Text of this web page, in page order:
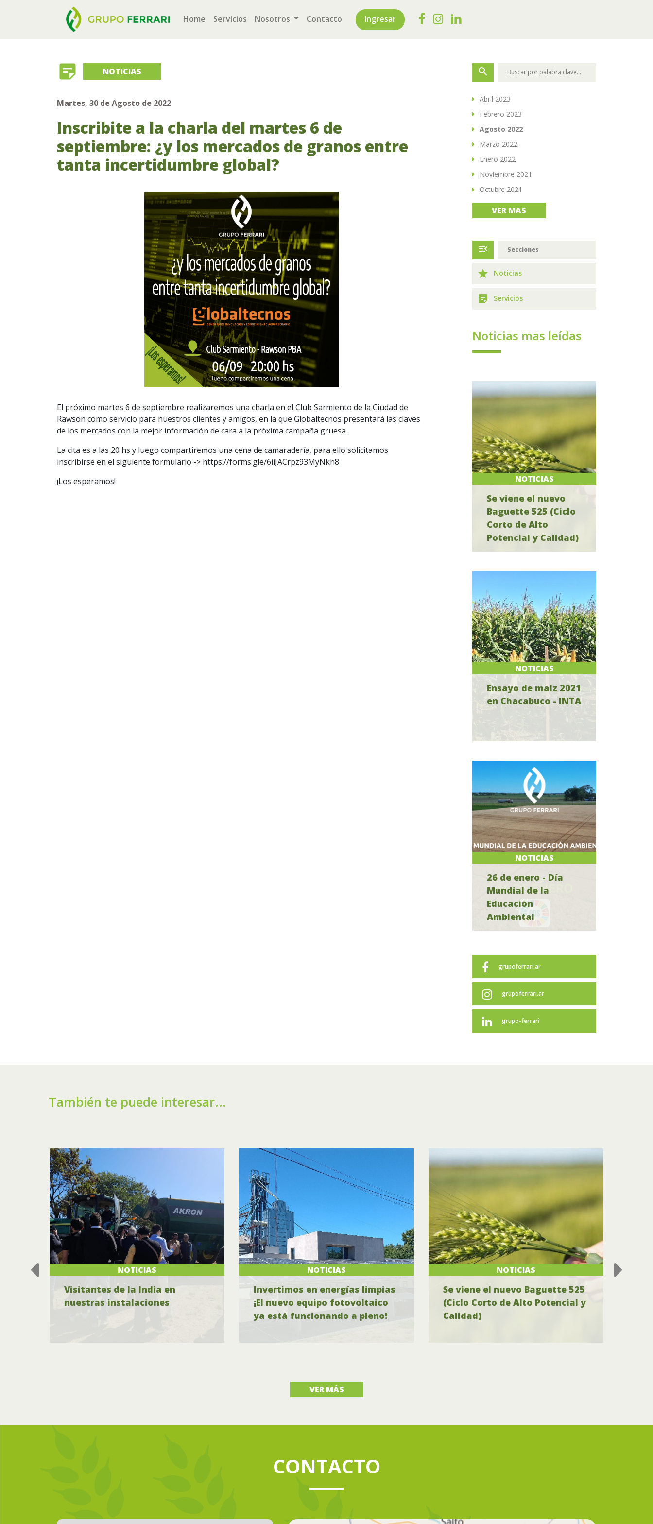
Home (current)
Servicios Nosotros Contacto Ingresar
sticky_note_2 NOTICIAS
Martes, 30 de Agosto de 2022
Inscribite a la charla del martes 6 de
septiembre: ¿y los mercados de granos entre
tanta incertidumbre global?
El próximo martes 6 de septiembre realizaremos una charla en el Club Sarmiento de la Ciudad de
Rawson como servicio para nuestros clientes y amigos, en la que Globaltecnos presentará las claves
de los mercados con la mejor información de cara a la próxima campaña gruesa.
La cita es a las 20 hs y luego compartiremos una cena de camaradería, para ello solicitamos
inscribirse en el siguiente formulario -> https://forms.gle/6iiJACrpz93MyNkh8
¡Los esperamos!
search
Abril 2023
Febrero 2023
Agosto 2022
Marzo 2022
Enero 2022
Noviembre 2021
Octubre 2021
VER MAS
menu_open Secciones
grade Noticias
sticky_note_2 Servicios
Noticias mas leídas
NOTICIAS
Se viene el nuevo
Baguette 525 (Ciclo
Corto de Alto
Potencial y Calidad)
NOTICIAS
Ensayo de maíz 2021
en Chacabuco - INTA
NOTICIAS
26 de enero - Día
Mundial de la
Educación
Ambiental
grupoferrari.ar
grupoferrari.ar
grupo-ferrari
También te puede interesar...
NOTICIAS
Visitantes de la India en
nuestras instalaciones
NOTICIAS
Invertimos en energías limpias
¡El nuevo equipo fotovoltaico
ya está funcionando a pleno!
NOTICIAS
Se viene el nuevo Baguette 525
(Ciclo Corto de Alto Potencial y
Calidad)
VER MÁS
CONTACTO